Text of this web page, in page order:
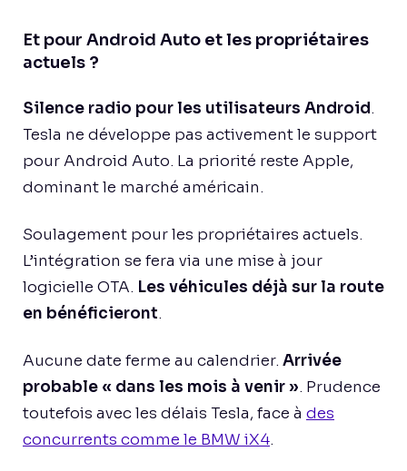
Et pour Android Auto et les propriétaires
actuels ?
Silence radio pour les utilisateurs Android.
Tesla ne développe pas activement le support
pour Android Auto. La priorité reste Apple,
dominant le marché américain.
Soulagement pour les propriétaires actuels.
L’intégration se fera via une mise à jour
logicielle OTA. Les véhicules déjà sur la route
en bénéficieront.
Aucune date ferme au calendrier. Arrivée
probable « dans les mois à venir ». Prudence
toutefois avec les délais Tesla, face à des
concurrents comme le BMW iX4.